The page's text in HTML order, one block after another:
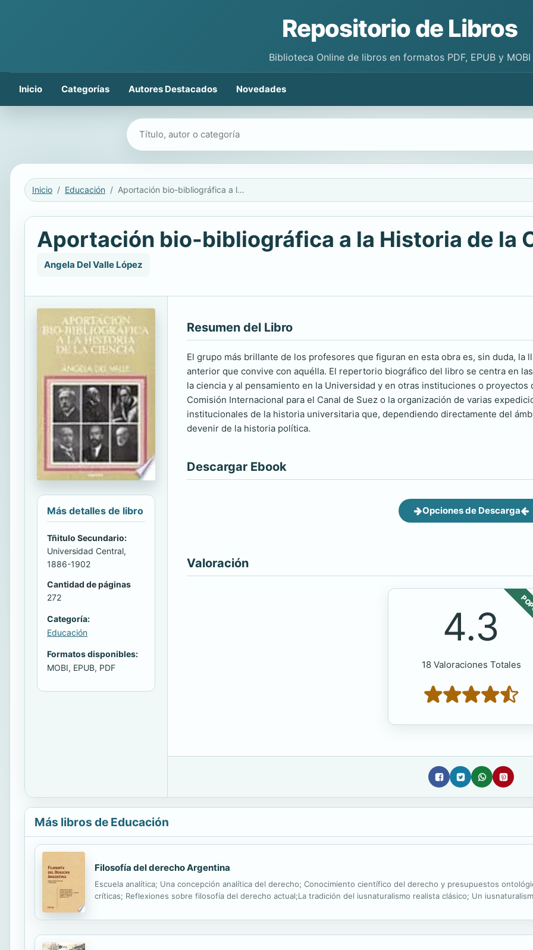
Repositorio de Libros
Biblioteca Online de libros en formatos PDF, EPUB y MOBI
Inicio Categorías Autores Destacados Novedades
Buscar libros
Inicio Educación Aportación bio-bibliográfica a la Historia de la Ciencia
Aportación bio-bibliográfica a la Historia de la
Angela Del Valle López
Más detalles de libro
Tñitulo Secundario:
Universidad Central,
1886-1902
Cantidad de páginas
272
Categoría:
Educación
Formatos disponibles:
MOBI, EPUB, PDF
Resumen del Libro
El grupo más brillante de los profesores que figuran en esta obra es, sin duda, la
anterior que convive con aquélla. El repertorio biográfico del libro se centra en
la ciencia y al pensamiento en la Universidad y en otras instituciones o
Comisión Internacional para el Canal de Suez o la organización de varias
institucionales de la historia universitaria que, dependiendo directamente del
devenir de la historia política.
Descargar Ebook
Opciones de Descarga
Valoración
4.3
18 Valoraciones Totales
Más libros de Educación
Filosofía del derecho Argentina
Escuela analítica; Una concepción analítica del derecho; Conocimiento científico del derecho y presupuestos
críticas; Reflexiones sobre filosofía del derecho actual;La tradición del iusnaturalismo realista clásico; Un